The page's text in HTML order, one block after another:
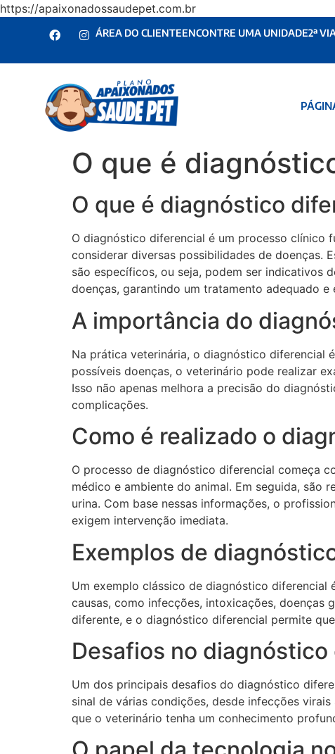
https://apaixonadossaudepet.com.br
ÁREA DO CLIENTEENCONTRE UMA UNIDADE2ª
O que é
O que é diagnóstico
O diagnóstico diferencial é um processo clínico
considerar diversas possibilidades de doenças.
são específicos, ou seja, podem ser indicativos
doenças, garantindo um tratamento adequado e
A importância do
Na prática veterinária, o diagnóstico diferencial
possíveis doenças, o veterinário pode realizar
Isso não apenas melhora a precisão do
complicações.
Como é realizado o
O processo de diagnóstico diferencial começa
médico e ambiente do animal. Em seguida, são
urina. Com base nessas informações, o
exigem intervenção imediata.
Exemplos de
Um exemplo clássico de diagnóstico diferencial
causas, como infecções, intoxicações, doenças
diferente, e o diagnóstico diferencial permite
Desafios no
Um dos principais desafios do diagnóstico
sinal de várias condições, desde infecções
que o veterinário tenha um conhecimento